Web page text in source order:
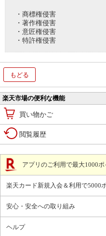
・商標権侵害
・著作権侵害
・意匠権侵害
・特許権侵害
もどる
楽天市場の便利な機能
買い物かご
閲覧履歴
アプリのご利用で最大1000ポ
楽天カード新規入会＆利用で5000
安心・安全への取り組み
ヘルプ